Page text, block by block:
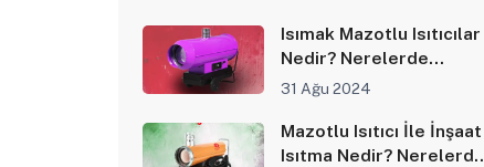
Isımak Mazotlu Isıtıcılar
Nedir? Nerelerde
Kullanılır?
31 Ağu 2024
Mazotlu Isıtıcı İle İnşaat
Isıtma Nedir? Nerelerde